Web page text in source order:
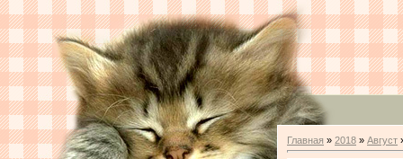
Главная » 2018 » Август